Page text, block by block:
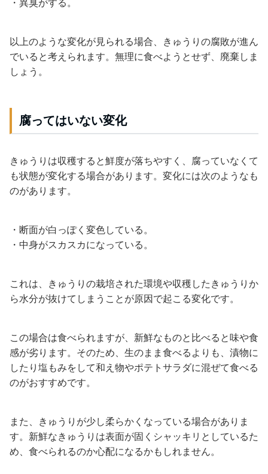
以上のような変化が見られる場合、きゅうりの腐敗が進ん
でいると考えられます。無理に食べようとせず、廃棄しま
しょう。
腐ってはいない変化
きゅうりは収穫すると鮮度が落ちやすく、腐っていなくて
も状態が変化する場合があります。変化には次のようなも
のがあります。
・断面が白っぽく変色している。
・中身がスカスカになっている。
これは、きゅうりの栽培された環境や収穫したきゅうりか
ら水分が抜けてしまうことが原因で起こる変化です。
この場合は食べられますが、新鮮なものと比べると味や食
感が劣ります。そのため、生のまま食べるよりも、漬物に
したり塩もみをして和え物やポテトサラダに混ぜて食べる
のがおすすめです。
また、きゅうりが少し柔らかくなっている場合がありま
す。新鮮なきゅうりは表面が固くシャッキリとしているた
め、食べられるのか心配になるかもしれません。